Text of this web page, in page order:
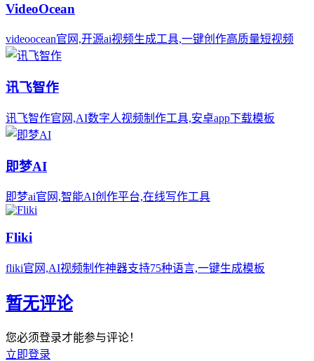
VideoOcean
videoocean官网,开源ai视频生成工具,一键创作高质量短视频
讯飞智作
讯飞智作官网,AI数字人视频制作工具,安卓app下载模板
即梦AI
即梦ai官网,智能AI创作平台,在线写作工具
Fliki
fliki官网,AI视频制作神器支持75种语言,一键生成模板
暂无评论
您必须登录才能参与评论！
立即登录